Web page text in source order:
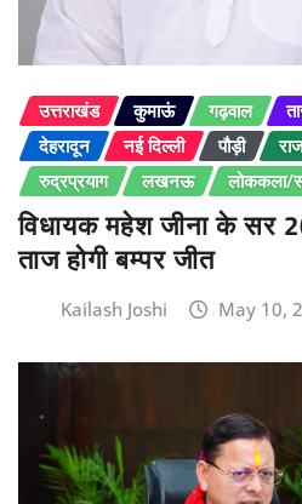
उत्तराखंड कुमाऊं गढ़वाल
देहरादून
नई दिल्ली पौड़ी
रुद्रप्रयाग
लखनऊ लोककला/
विधायक महेश जीना के सर
ताज होगी बम्पर जीत
Kailash Joshi May 10,